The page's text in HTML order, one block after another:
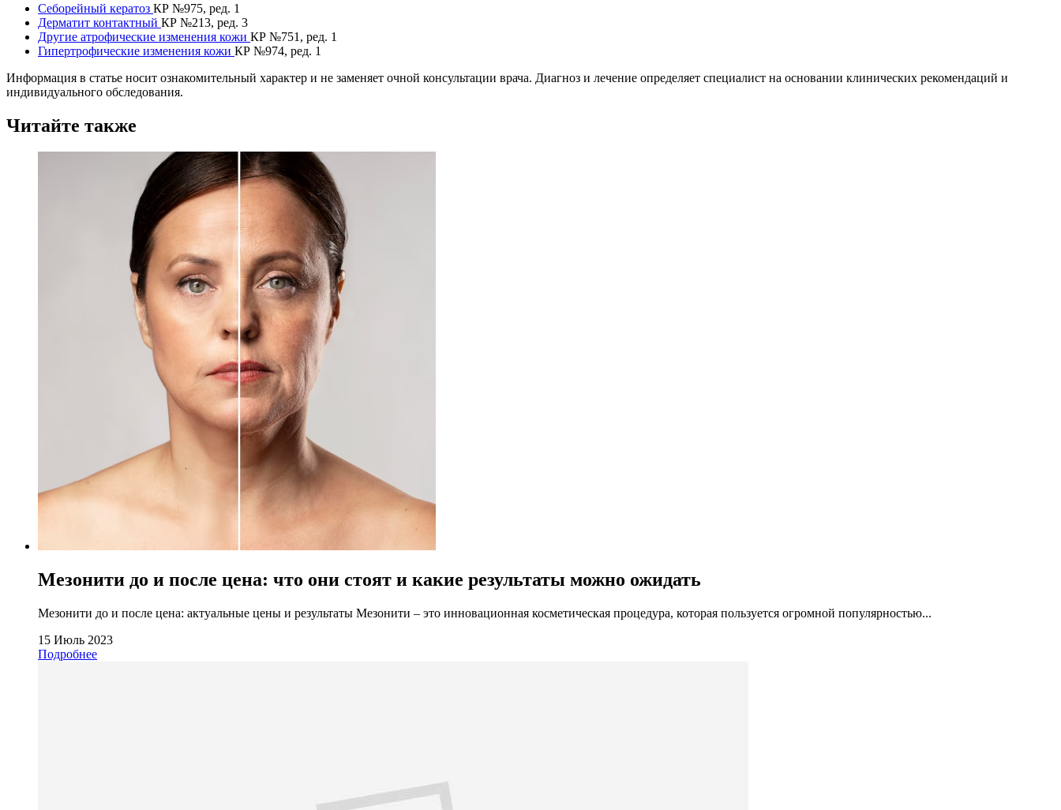
Себорейный кератоз КР №975, ред. 1
Дерматит контактный КР №213, ред. 3
Другие атрофические изменения кожи КР №751, ред. 1
Гипертрофические изменения кожи КР №974, ред. 1
Информация в статье носит ознакомительный характер и не заменяет очной консультации врача. Диагноз и лечение определяет специалист на основании клинических рекомендаций и
индивидуального обследования.
Читайте также
Мезонити до и после цена: что они стоят и какие результаты можно ожидать
Мезонити до и после цена: актуальные цены и результаты Мезонити – это инновационная косметическая процедура, которая пользуется огромной популярностью...
15 Июль 2023
Подробнее